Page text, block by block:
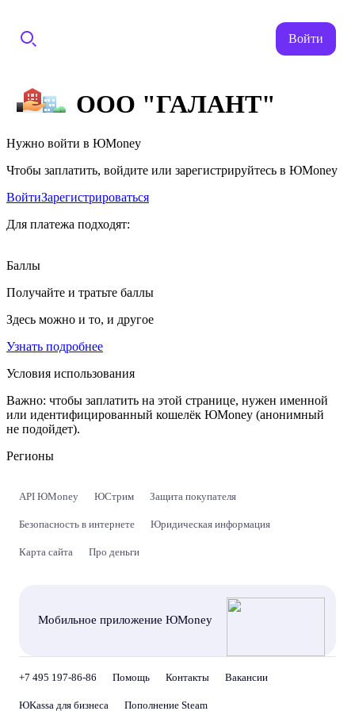
Войти
ООО "ГАЛАНТ"
Нужно войти в ЮMoney
Чтобы заплатить, войдите или зарегистрируйтесь в ЮMoney
ВойтиЗарегистрироваться
Для платежа подходят:
Баллы
Получайте и тратьте баллы
Здесь можно и то, и другое
Узнать подробнее
Условия использования
Важно: чтобы заплатить на этой странице, нужен именной
или идентифицированный кошелёк ЮMoney (анонимный
не подойдет).
Регионы
API ЮMoney ЮСтрим Защита покупателя
Безопасность в интернете Юридическая информация
Карта сайта Про деньги
Мобильное приложение ЮMoney
+7 495 197-86-86 Помощь Контакты Вакансии
ЮKassa для бизнеса Пополнение Steam